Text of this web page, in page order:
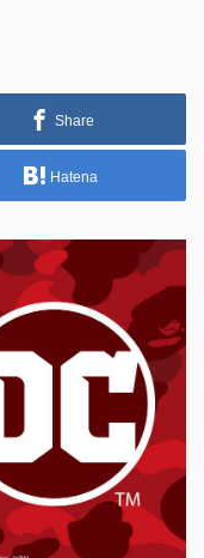
Share
Hatena